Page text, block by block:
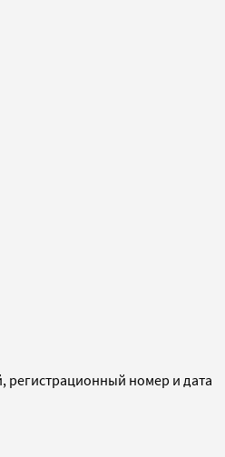
регистрационный номер и дата